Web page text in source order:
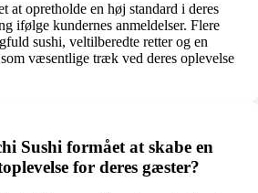
at opretholde en høj standard i deres
ifølge kundernes anmeldelser. Flere
sushi, veltilberedte retter og en
væsentlige træk ved deres oplevelse
Sushi formået at skabe en
for deres gæster?